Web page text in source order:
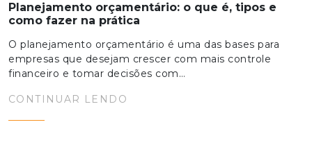
Planejamento orçamentário: o que é, tipos e
como fazer na prática
O planejamento orçamentário é uma das bases para
empresas que desejam crescer com mais controle
financeiro e tomar decisões com…
CONTINUAR LENDO